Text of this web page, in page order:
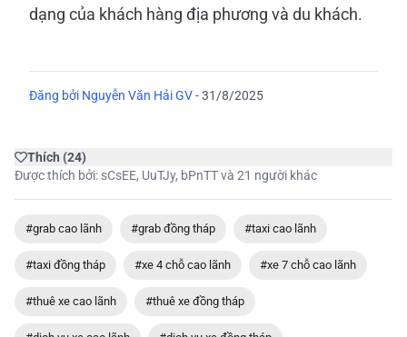
dạng của khách hàng địa phương và du khách.
Đăng bởi Nguyễn Văn Hải GV-31/8/2025
Thích (24)
Được thích bởi: sCsEE, UuTJy, bPnTTvà 21 người khác
#grab cao lãnh #grab đồng tháp #taxi cao lãnh
#taxi đồng tháp #xe 4 chỗ cao lãnh #xe 7 chỗ cao lãnh
#thuê xe cao lãnh #thuê xe đồng tháp